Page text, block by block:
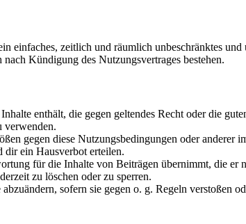
einfaches, zeitlich und räumlich unbeschränktes
Kündigung des Nutzungsvertrages bestehen.
enthält, die gegen geltendes Recht oder die
verwenden.
gegen diese Nutzungsbedingungen oder
dir ein Hausverbot erteilen.
für die Inhalte von Beiträgen übernimmt, die er
zu löschen oder zu sperren.
sofern sie gegen o. g. Regeln verstoßen